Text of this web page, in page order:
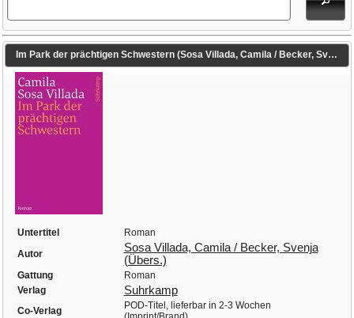
Im Park der prächtigen Schwestern (Sosa Villada, Camila / Becker, Svenja (Übers.))
Untertitel
Roman
Autor
Sosa Villada, Camila / Becker, Svenja
(Übers.)
Gattung
Roman
Verlag
Suhrkamp
Co-Verlag
POD-Titel, lieferbar in 2-3 Wochen